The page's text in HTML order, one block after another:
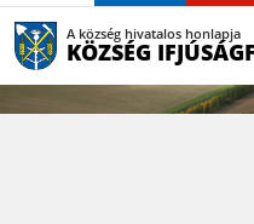
A község hivatalos honlapja
KÖZSÉG